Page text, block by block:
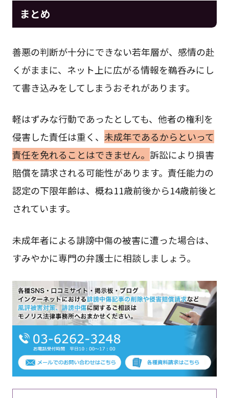
まとめ
善悪の判断が十分にできない若年層が、感情の赴
くがままに、ネット上に広がる情報を鵜呑みにし
て書き込みをしてしまうおそれがあります。
軽はずみな行動であったとしても、他者の権利を
侵害した責任は重く、 未成年であるからといって
責任を免れることはできません。 訴訟により損害
賠償を請求される可能性があります。責任能力の
認定の下限年齢は、概ね11歳前後から14歳前後と
されています。
未成年者による誹謗中傷の被害に遭った場合は、
すみやかに専門の弁護士に相談しましょう。